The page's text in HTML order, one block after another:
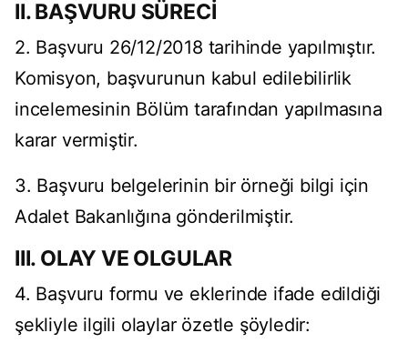
II. BAŞVURU SÜRECİ
2. Başvuru 26/12/2018 tarihinde yapılmıştır.
Komisyon, başvurunun kabul edilebilirlik
incelemesinin Bölüm tarafından yapılmasına
karar vermiştir.
3. Başvuru belgelerinin bir örneği bilgi için
Adalet Bakanlığına gönderilmiştir.
III. OLAY VE OLGULAR
4. Başvuru formu ve eklerinde ifade edildiği
şekliyle ilgili olaylar özetle şöyledir: